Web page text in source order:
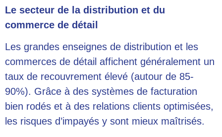
Le secteur de la distribution et du
commerce de détail
Les grandes enseignes de distribution et les
commerces de détail affichent généralement un
taux de recouvrement élevé (autour de 85-
90%). Grâce à des systèmes de facturation
bien rodés et à des relations clients optimisées,
les risques d’impayés y sont mieux maîtrisés.